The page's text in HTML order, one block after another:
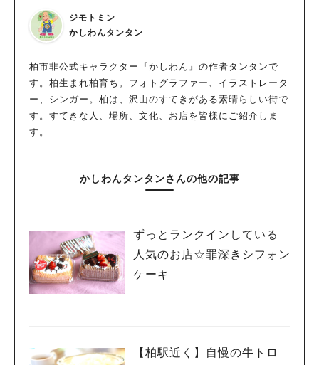
ジモトミン
かしわんタンタン
柏市非公式キャラクター『かしわん』の作者タンタンで
す。柏生まれ柏育ち。フォトグラファー、イラストレータ
ー、シンガー。柏は、沢山のすてきがある素晴らしい街で
す。すてきな人、場所、文化、お店を皆様にご紹介しま
す。
かしわんタンタンさんの他の記事
ずっとランクインしている
人気のお店☆罪深きシフォン
ケーキ
【柏駅近く】自慢の牛トロ